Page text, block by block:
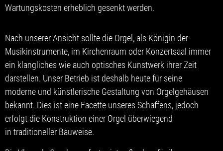
Wartungskosten erheblich gesenkt werden.
Nach unserer Ansicht sollte die Orgel, als Königin der
Musikinstrumente, im Kirchenraum oder Konzertsaal immer
ein klangliches wie auch optisches Kunstwerk ihrer Zeit
darstellen. Unser Betrieb ist deshalb heute für seine
moderne und künstlerische Gestaltung von Orgelgehäusen
bekannt. Dies ist eine Facette unseres Schaffens, jedoch
erfolgt die Konstruktion einer Orgel überwiegend
in traditioneller Bauweise.